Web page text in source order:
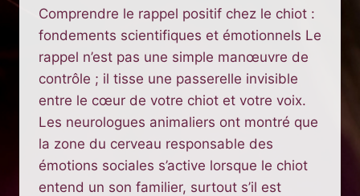
Comprendre le rappel positif chez le chiot :
fondements scientifiques et émotionnels Le
rappel n’est pas une simple manœuvre de
contrôle ; il tisse une passerelle invisible
entre le cœur de votre chiot et votre voix.
Les neurologues animaliers ont montré que
la zone du cerveau responsable des
émotions sociales s’active lorsque le chiot
entend un son familier, surtout s’il est